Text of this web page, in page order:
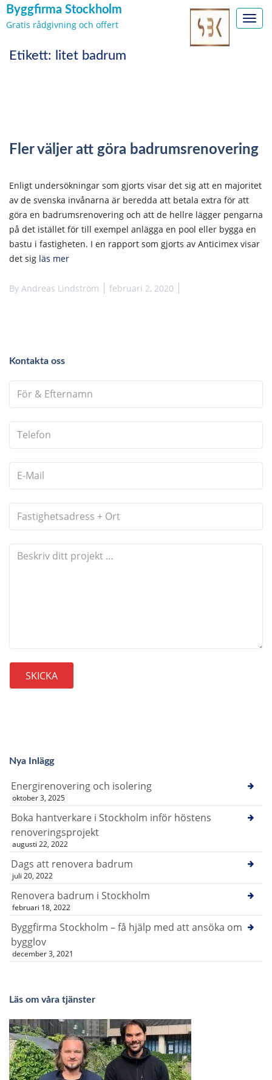
Byggfirma Stockholm
Gratis rådgivning och offert
Etikett: litet badrum
Fler väljer att göra badrumsrenovering
Enligt undersökningar som gjorts visar det sig att en majoritet
av de svenska invånarna är beredda att betala extra för att
göra en badrumsrenovering och att de hellre lägger pengarna
på det istället för till exempel anlägga en pool eller bygga en
bastu i fastigheten. I en rapport som gjorts av Anticimex visar
det sig läs mer
By Andreas Lindström februari 2, 2020
Kontakta oss
Nya Inlägg
Energirenovering och isolering
oktober 3, 2025
Boka hantverkare i Stockholm inför höstens
renoveringsprojekt
augusti 22, 2022
Dags att renovera badrum
juli 20, 2022
Renovera badrum i Stockholm
februari 18, 2022
Byggfirma Stockholm – få hjälp med att ansöka om
bygglov
december 3, 2021
Läs om våra tjänster